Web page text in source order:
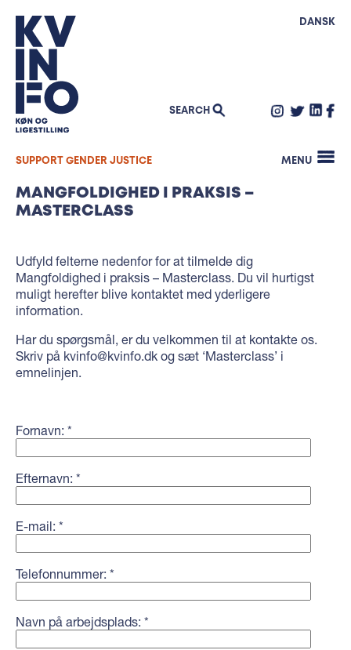
DANSK
SEARCH
SUPPORT GENDER JUSTICE MENU
The story of KVINFO
Vacancies
Members
WHAT WE DO
Moldova
Ukraine
Morocco
Jordan
KNOWLEDGE
Sexism and sexual harassment
Gender based violence
Equal pay
Parental leave
TOOLS
Diversity in practice – Network
Quiz: Sustainable Development Goals
GenderLAB
How to ask about sexual harassment
How to work effectively with sexism
WE WORK LOCALLY
SEARCH
MANGFOLDIGHED I PRAKSIS –
MASTERCLASS
Udfyld felterne nedenfor for at tilmelde dig
Mangfoldighed i praksis – Masterclass. Du vil hurtigst
muligt herefter blive kontaktet med yderligere
information.
Har du spørgsmål, er du velkommen til at kontakte os.
Skriv på kvinfo@kvinfo.dk og sæt ‘Masterclass’ i
emnelinjen.
Fornavn: *
Efternavn: *
E-mail: *
Telefonnummer: *
Navn på arbejdsplads: *